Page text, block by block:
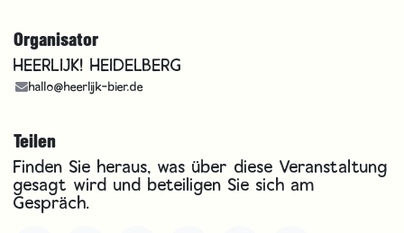
Organisator
HEERLIJK! HEIDELBERG
hallo@heerlijk-bier.de
Teilen
Finden Sie heraus, was über diese Veranstaltung
gesagt wird und beteiligen Sie sich am
Gespräch.